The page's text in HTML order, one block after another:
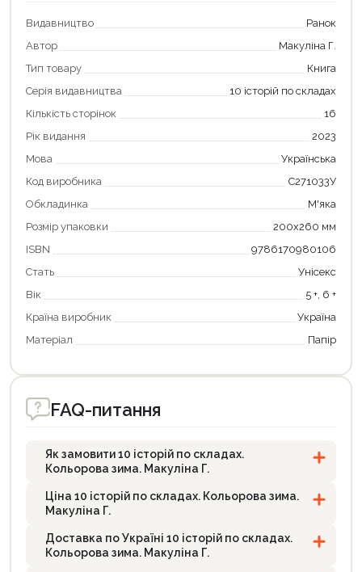
Видавництво
Ранок
Автор
Макуліна Г.
Тип товару
Книга
Серія видавництва
10 історій по складах
Кількість сторінок
16
Рік видання
2023
Мова
Українська
Код виробника
С271033У
Обкладинка
М'яка
Розмір упаковки
200х260 мм
ISBN
9786170980106
Стать
Унісекс
Вік
5 +, 6 +
Країна виробник
Україна
Матеріал
Папір
FAQ-питання
Як замовити 10 історій по складах.
Кольорова зима. Макуліна Г.
Ціна 10 історій по складах. Кольорова зима.
Макуліна Г.
Доставка по Україні 10 історій по складах.
Кольорова зима. Макуліна Г.
Оформити замовлення